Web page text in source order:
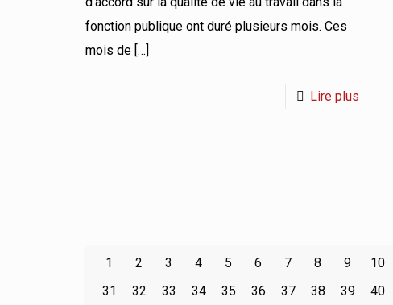
fonction publique ont duré plusieurs mois. Ces
mois de[…]
Lire plus
1 2 3 4 5 6 7 8 9 10
31
32 33 34 35 36 37 38 39 40